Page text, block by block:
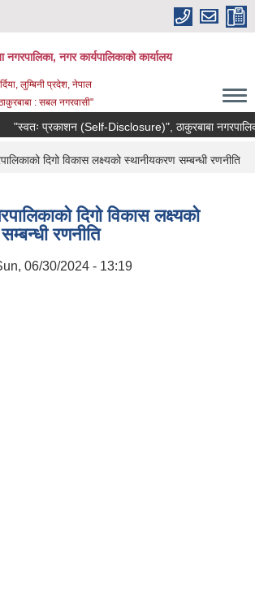
नगरपालिका, नगर कार्यपालिकाकाे कार्यालय
लुम्बिनी प्रदेश, नेपाल
: सबल नगरवासी"
"स्वतः प्रकाशन (Self-Disclosure)", ठाकुरबाबा
दिगो विकास लक्ष्यको स्थानीयकरण सम्बन्धी रणनीति
दिगो विकास लक्ष्यको
रणनीति
06/30/2024 - 13:19